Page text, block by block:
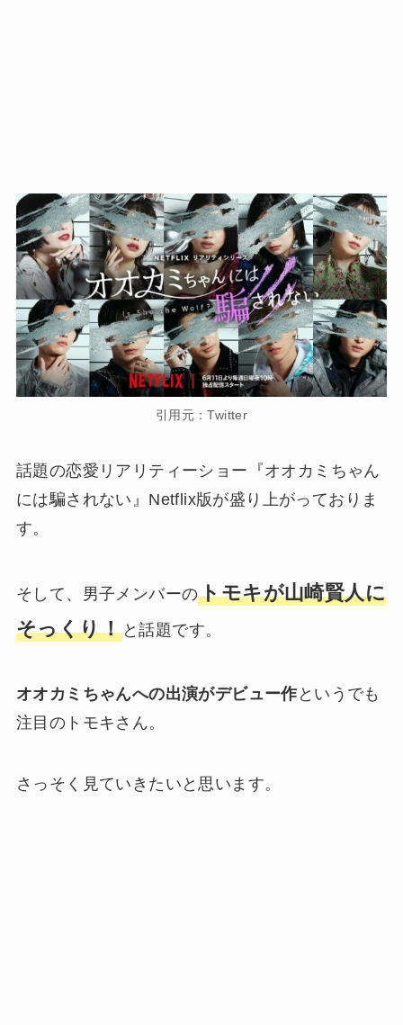
引用元：Twitter
話題の恋愛リアリティーショー『オオカミちゃん
には騙されない』Netflix版が盛り上がっておりま
す。
そして、男子メンバーのトモキが山崎賢人に
そっくり！と話題です。
オオカミちゃんへの出演がデビュー作 というでも
注目のトモキさん。
さっそく見ていきたいと思います。